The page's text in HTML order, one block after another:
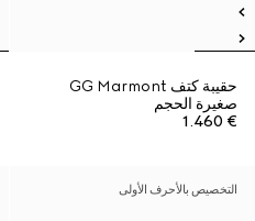
حقيبة كتف GG Marmont
صغيرة الحجم
€ 1.460
التخصيص بالأحرف الأولى